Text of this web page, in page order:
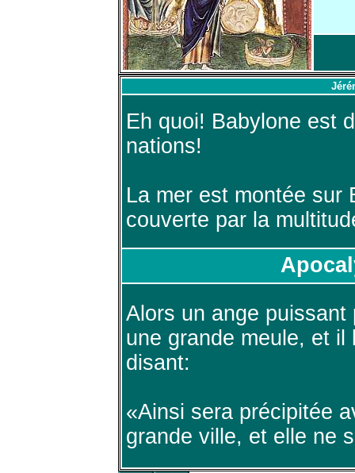
Eh quoi! Babylone est
nations!
La mer est montée sur
couverte par la
Alors un ange
une grande meule, et
disant:
«Ainsi sera précipitée
grande ville, et elle ne